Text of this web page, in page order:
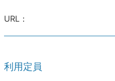
URL：
利用定員